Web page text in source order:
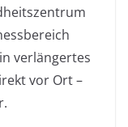
verlängertes
vor Ort –